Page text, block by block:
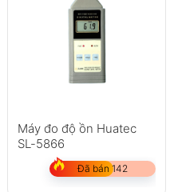
Máy đo độ ồn Huatec
SL-5866
Đã bán 142